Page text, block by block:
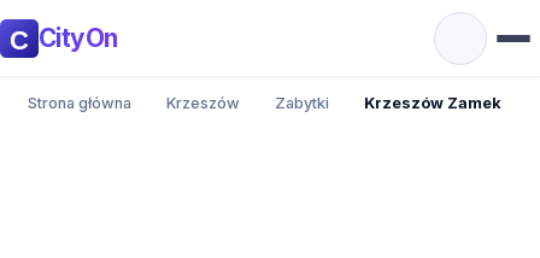
CityOn
Strona główna Krzeszów Zabytki Krzeszów Zamek